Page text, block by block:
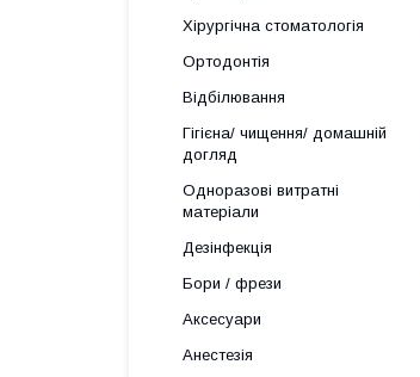
Хірургічна стоматологія
Ортодонтія
Відбілювання
Гігієна/ чищення/ домашній
догляд
Одноразові витратні
матеріали
Дезінфекція
Бори / фрези
Аксесуари
Анестезія